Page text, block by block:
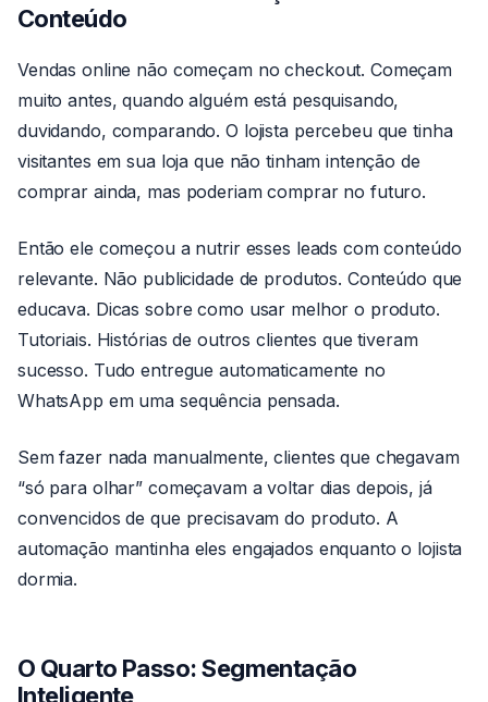
Conteúdo
Vendas online não começam no checkout. Começam
muito antes, quando alguém está pesquisando,
duvidando, comparando. O lojista percebeu que tinha
visitantes em sua loja que não tinham intenção de
comprar ainda, mas poderiam comprar no futuro.
Então ele começou a nutrir esses leads com conteúdo
relevante. Não publicidade de produtos. Conteúdo que
educava. Dicas sobre como usar melhor o produto.
Tutoriais. Histórias de outros clientes que tiveram
sucesso. Tudo entregue automaticamente no
WhatsApp em uma sequência pensada.
Sem fazer nada manualmente, clientes que chegavam
“só para olhar” começavam a voltar dias depois, já
convencidos de que precisavam do produto. A
automação mantinha eles engajados enquanto o lojista
dormia.
O Quarto Passo: Segmentação
Inteligente